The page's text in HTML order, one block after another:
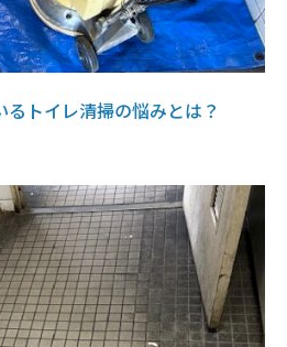
トイレ清掃の悩みとは？